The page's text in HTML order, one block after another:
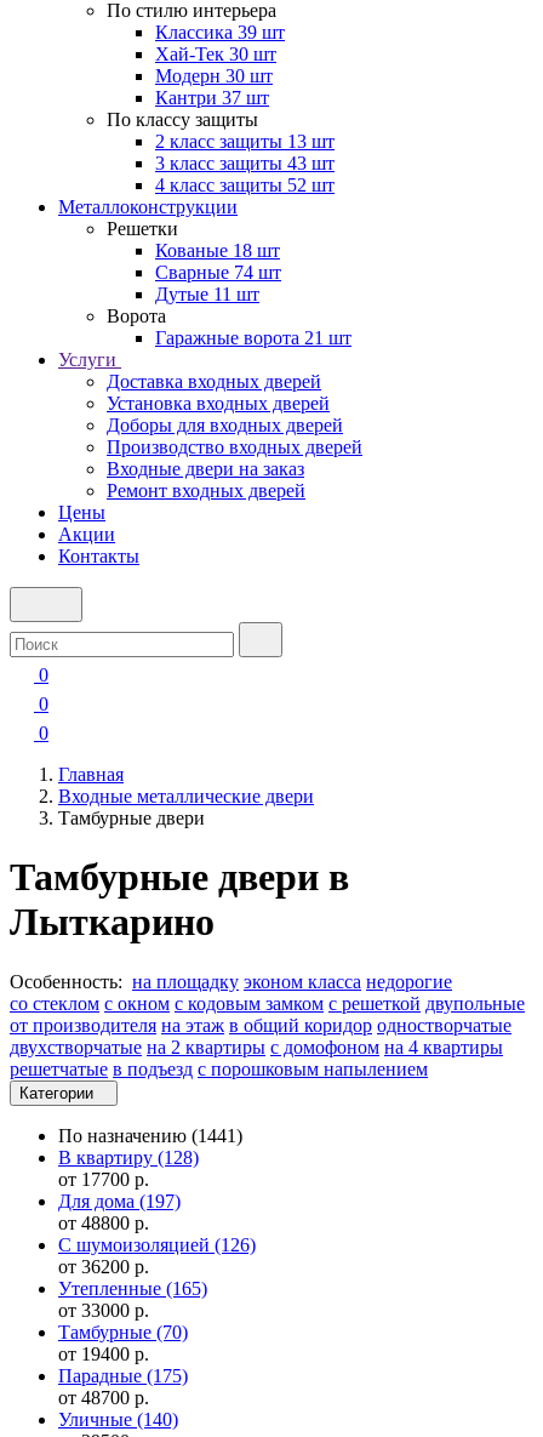
По стилю интерьера
Классика 39 шт
Хай-Тек 30 шт
Модерн 30 шт
Кантри 37 шт
По классу защиты
2 класс защиты 13 шт
3 класс защиты 43 шт
4 класс защиты 52 шт
Металлоконструкции
Решетки
Кованые 18 шт
Сварные 74 шт
Дутые 11 шт
Ворота
Гаражные ворота 21 шт
Услуги
Доставка входных дверей
Установка входных дверей
Доборы для входных дверей
Производство входных дверей
Входные двери на заказ
Ремонт входных дверей
Цены
Акции
Контакты
0
0
0
Главная
Входные металлические двери
Тамбурные двери
Тамбурные двери в
Лыткарино
Особенность: на площадку эконом класса недорогие
со стеклом с окном с кодовым замком с решеткой двупольные
от производителя на этаж в общий коридор одностворчатые
двухстворчатые на 2 квартиры с домофоном на 4 квартиры
решетчатые в подъезд с порошковым напылением
Категории
По назначению (1441)
В квартиру (128)
от 17700 р.
Для дома (197)
от 48800 р.
С шумоизоляцией (126)
от 36200 р.
Утепленные (165)
от 33000 р.
Тамбурные (70)
от 19400 р.
Парадные (175)
от 48700 р.
Уличные (140)